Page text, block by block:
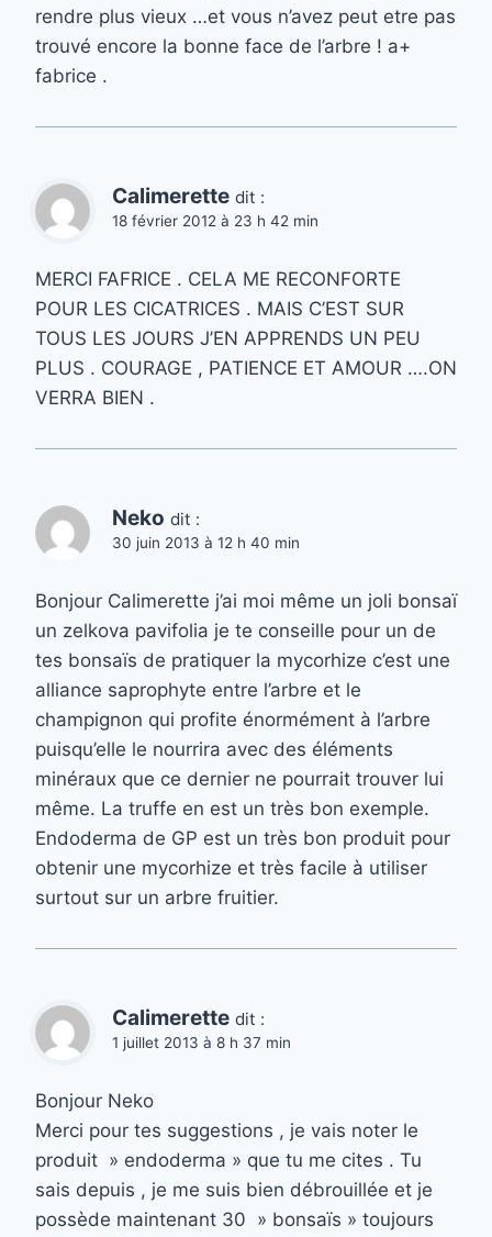
rendre plus vieux …et vous n’avez peut etre pas
trouvé encore la bonne face de l’arbre ! a+
fabrice .
Calimerette dit :
18 février 2012 à 23 h 42 min
MERCI FAFRICE . CELA ME RECONFORTE
POUR LES CICATRICES . MAIS C’EST SUR
TOUS LES JOURS J’EN APPRENDS UN PEU
PLUS . COURAGE , PATIENCE ET AMOUR ….ON
VERRA BIEN .
Neko dit :
30 juin 2013 à 12 h 40 min
Bonjour Calimerette j’ai moi même un joli bonsaï
un zelkova pavifolia je te conseille pour un de
tes bonsaïs de pratiquer la mycorhize c’est une
alliance saprophyte entre l’arbre et le
champignon qui profite énormément à l’arbre
puisqu’elle le nourrira avec des éléments
minéraux que ce dernier ne pourrait trouver lui
même. La truffe en est un très bon exemple.
Endoderma de GP est un très bon produit pour
obtenir une mycorhize et très facile à utiliser
surtout sur un arbre fruitier.
Calimerette dit :
1 juillet 2013 à 8 h 37 min
Bonjour Neko
Merci pour tes suggestions , je vais noter le
produit » endoderma » que tu me cites . Tu
sais depuis , je me suis bien débrouillée et je
possède maintenant 30 » bonsaïs » toujours